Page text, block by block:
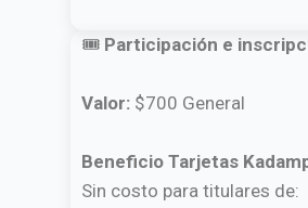
🎟️ Participación e
Valor: $700 General
Beneficio Tarjetas
Sin costo para titulares de: